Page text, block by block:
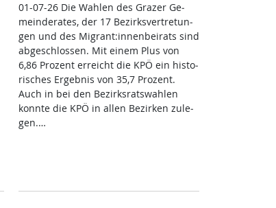
01-07-26 Die Wah­len des Gra­zer Ge­
mein­de­ra­tes, der 17 Be­zirks­ver­t­re­tun­
gen und des Mi­grant:in­nen­bei­rats sind
ab­ge­sch­los­sen. Mit ei­nem Plus von
6,86 Pro­zent er­reicht die KPÖ ein his­to­
ri­sches Er­geb­nis von 35,7 Pro­zent.
Auch in bei den Be­zirks­rats­wah­len
konn­te die KPÖ in al­len Be­zir­ken zu­le­
gen.…